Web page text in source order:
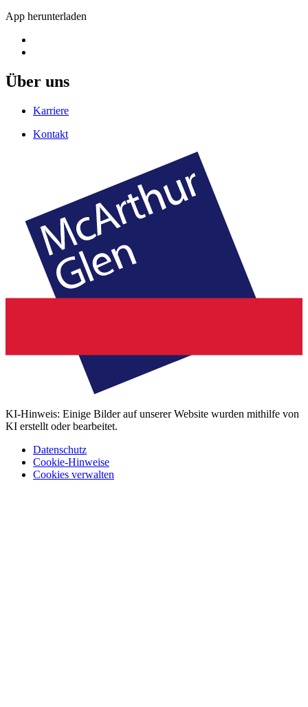
App herunterladen
Über uns
Karriere
Kontakt
KI-Hinweis: Einige Bilder auf unserer Website wurden mithilfe von
KI erstellt oder bearbeitet.
Datenschutz
Cookie-Hinweise
Cookies verwalten